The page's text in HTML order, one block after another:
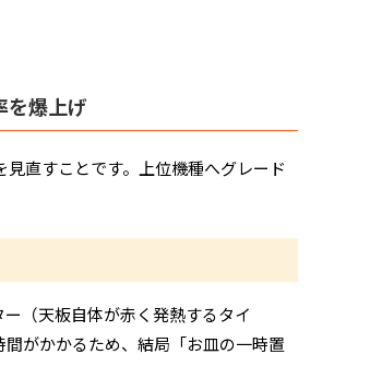
を爆上げ
直すことです。上位機種へグレード
（天板自体が赤く発熱するタイ
がかかるため、結局「お皿の一時置